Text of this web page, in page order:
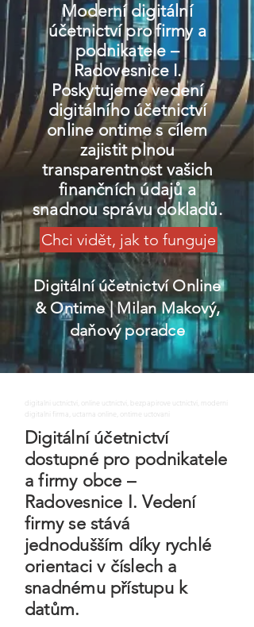
Moderní digitální
účetnictví pro firmy a
podnikatele –
Radovesnice I.
Poskytujeme vedení
digitálního účetnictví
online ontime s cílem
zajistit plnou
transparentnost vašich
finančních údajů a
snadnou správu dokladů.
Chci vidět, jak to funguje
Digitální účetnictví Online
& Ontime| Milan Makový,
daňový poradce
digitalni uctnictvi, online uctnictvi, bezpapirove uctnictvi, moderni
digitalni firma, uctarna online, ontime uctovani
Digitální účetnictví
dostupné pro podnikatele
a firmy obce –
Radovesnice I. Vedení
firmy se stává
jednodušším díky rychlé
orientaci v číslech a
snadnému přístupu k
datům.